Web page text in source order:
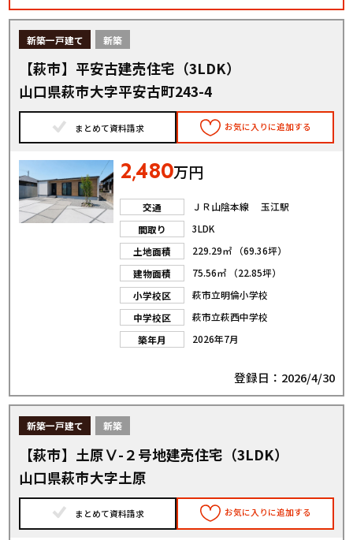
新築一戸建て 新築
【萩市】平安古建売住宅（3LDK）
山口県萩市大字平安古町243-4
まとめて資料請求 お気に入りに追加する
2,480万円
交通
ＪＲ山陰本線 玉江駅
間取り
3LDK
土地面積
229.29㎡ （69.36坪）
建物面積
75.56㎡ （22.85坪）
小学校区
萩市立明倫小学校
中学校区
萩市立萩西中学校
築年月
2026年7月
登録日：2026/4/30
新築一戸建て 新築
【萩市】土原Ⅴ-２号地建売住宅（3LDK）
山口県萩市大字土原
まとめて資料請求 お気に入りに追加する